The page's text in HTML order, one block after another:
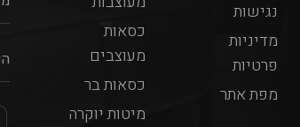
נגישות
מדיניות
פרטיות
מפת אתר
כסאות
מעוצבים
כסאות בר
מיטות יוקרה